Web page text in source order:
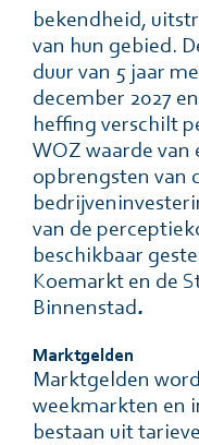
bekendheid,
van hun gebied.
duur van 5 jaar
december 2027
heffing verschilt
WOZ waarde van
opbrengsten van
van de
beschikbaar
Koemarkt en de
Binnenstad.
Marktgelden
Marktgelden
weekmarkten en
bestaan uit